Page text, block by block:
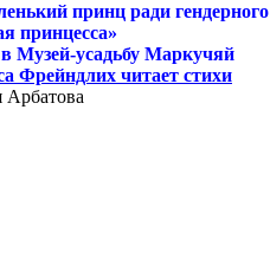
принц ради гендерного
принцесса»
Музей-усадьбу Маркучяй
Фрейндлих читает стихи